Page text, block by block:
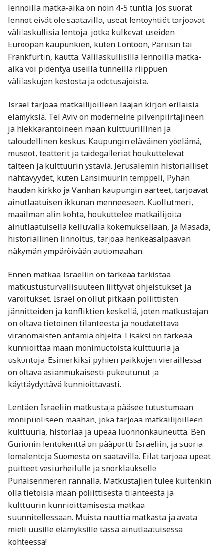
lennoilla matka-aika on noin 4-5 tuntia. Jos suorat
lennot eivät ole saatavilla, useat lentoyhtiöt tarjoavat
välilaskullisia lentoja, jotka kulkevat useiden
Euroopan kaupunkien, kuten Lontoon, Pariisin tai
Frankfurtin, kautta. Välilaskullisilla lennoilla matka-
aika voi pidentyä useilla tunneilla riippuen
välilaskujen kestosta ja odotusajoista.
Israel tarjoaa matkailijoilleen laajan kirjon erilaisia
elämyksiä. Tel Aviv on moderneine pilvenpiirtäjineen
ja hiekkarantoineen maan kulttuurillinen ja
taloudellinen keskus. Kaupungin eläväinen yöelämä,
museot, teatterit ja taidegalleriat houkuttelevat
taiteen ja kulttuurin ystäviä. Jerusalemin historialliset
nähtävyydet, kuten Länsimuurin temppeli, Pyhän
haudan kirkko ja Vanhan kaupungin aarteet, tarjoavat
ainutlaatuisen ikkunan menneeseen. Kuollutmeri,
maailman alin kohta, houkuttelee matkailijoita
ainutlaatuisella kelluvalla kokemuksellaan, ja Masada,
historiallinen linnoitus, tarjoaa henkeäsalpaavan
näkymän ympäröivään autiomaahan.
Ennen matkaa Israeliin on tärkeää tarkistaa
matkustusturvallisuuteen liittyvät ohjeistukset ja
varoitukset. Israel on ollut pitkään poliittisten
jännitteiden ja konfliktien keskellä, joten matkustajan
on oltava tietoinen tilanteesta ja noudatettava
viranomaisten antamia ohjeita. Lisäksi on tärkeää
kunnioittaa maan monimuotoista kulttuuria ja
uskontoja. Esimerkiksi pyhien paikkojen vieraillessa
on oltava asianmukaisesti pukeutunut ja
käyttäydyttävä kunnioittavasti.
Lentäen Israeliin matkustaja pääsee tutustumaan
monipuoliseen maahan, joka tarjoaa matkailijoilleen
kulttuuria, historiaa ja upeaa luonnonkauneutta. Ben
Gurionin lentokenttä on pääportti Israeliin, ja suoria
lomalentoja Suomesta on saatavilla. Eilat tarjoaa upeat
puitteet vesiurheilulle ja snorklaukselle
Punaisenmeren rannalla. Matkustajien tulee kuitenkin
olla tietoisia maan poliittisesta tilanteesta ja
kulttuurin kunnioittamisesta matkaa
suunnitellessaan. Muista nauttia matkasta ja avata
mieli uusille elämyksille tässä ainutlaatuisessa
kohteessa!